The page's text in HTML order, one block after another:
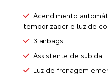
Acendimento
temporizador e luz de
3 airbags
Assistente de subida
Luz de frenagem